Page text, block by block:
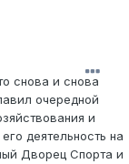
снова и снова
очередной
и
деятельность на
Дворец Спорта и